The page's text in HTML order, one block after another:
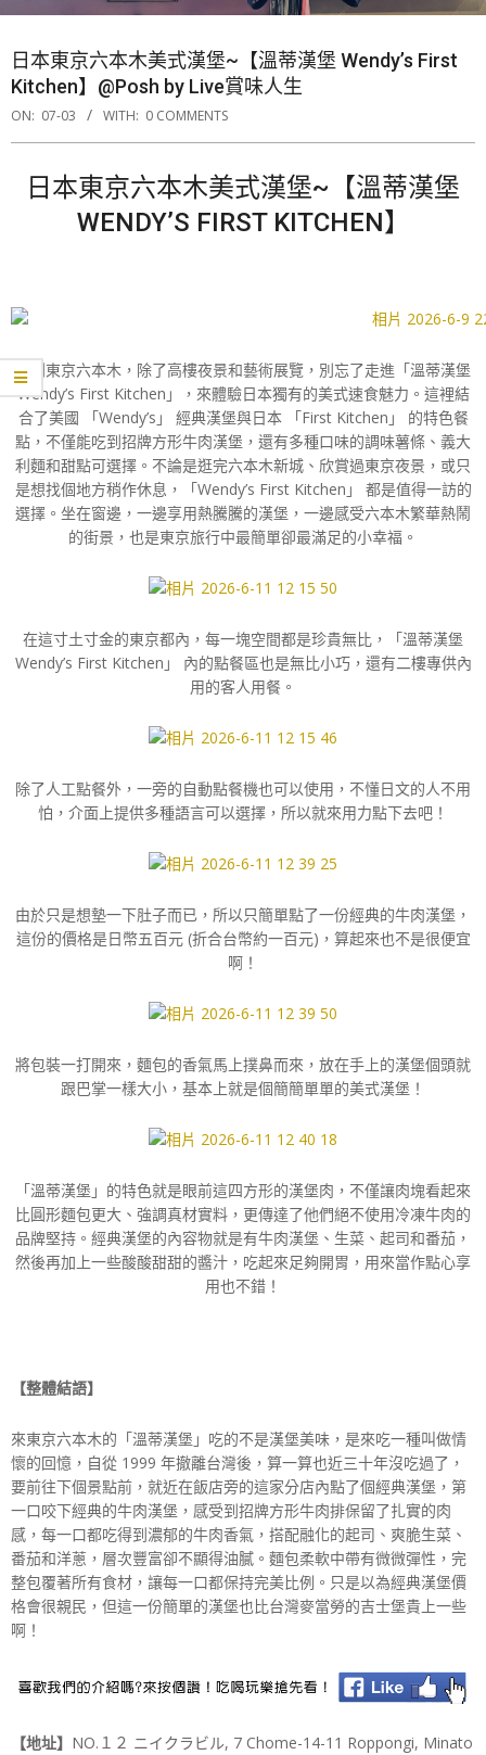
日本東京六本木美式漢堡~【溫蒂漢堡 Wendy’s First
Kitchen】@Posh by Live賞味人生
ON: 07-03 WITH: 0 COMMENTS
日本東京六本木美式漢堡~【溫蒂漢堡
WENDY’S FIRST KITCHEN】
來到東京六本木，除了高樓夜景和藝術展覽，別忘了走進「溫蒂漢堡
Wendy’s First Kitchen」，來體驗日本獨有的美式速食魅力。這裡結
合了美國 「Wendy’s」 經典漢堡與日本 「First Kitchen」 的特色餐
點，不僅能吃到招牌方形牛肉漢堡，還有多種口味的調味薯條、義大
利麵和甜點可選擇。不論是逛完六本木新城、欣賞過東京夜景，或只
是想找個地方稍作休息，「Wendy’s First Kitchen」 都是值得一訪的
選擇。坐在窗邊，一邊享用熱騰騰的漢堡，一邊感受六本木繁華熱鬧
的街景，也是東京旅行中最簡單卻最滿足的小幸福。
在這寸土寸金的東京都內，每一塊空間都是珍貴無比，「溫蒂漢堡
Wendy’s First Kitchen」 內的點餐區也是無比小巧，還有二樓專供內
用的客人用餐。
除了人工點餐外，一旁的自動點餐機也可以使用，不懂日文的人不用
怕，介面上提供多種語言可以選擇，所以就來用力點下去吧！
由於只是想墊一下肚子而已，所以只簡單點了一份經典的牛肉漢堡，
這份的價格是日幣五百元 (折合台幣約一百元)，算起來也不是很便宜
啊！
將包裝一打開來，麵包的香氣馬上撲鼻而來，放在手上的漢堡個頭就
跟巴掌一樣大小，基本上就是個簡簡單單的美式漢堡！
「溫蒂漢堡」的特色就是眼前這四方形的漢堡肉，不僅讓肉塊看起來
比圓形麵包更大、強調真材實料，更傳達了他們絕不使用冷凍牛肉的
品牌堅持。經典漢堡的內容物就是有牛肉漢堡、生菜、起司和番茄，
然後再加上一些酸酸甜甜的醬汁，吃起來足夠開胃，用來當作點心享
用也不錯！
【整體結語】
來東京六本木的「溫蒂漢堡」吃的不是漢堡美味，是來吃一種叫做情
懷的回憶，自從 1999 年撤離台灣後，算一算也近三十年沒吃過了，
要前往下個景點前，就近在飯店旁的這家分店內點了個經典漢堡，第
一口咬下經典的牛肉漢堡，感受到招牌方形牛肉排保留了扎實的肉
感，每一口都吃得到濃郁的牛肉香氣，搭配融化的起司、爽脆生菜、
番茄和洋蔥，層次豐富卻不顯得油膩。麵包柔軟中帶有微微彈性，完
整包覆著所有食材，讓每一口都保持完美比例。只是以為經典漢堡價
格會很親民，但這一份簡單的漢堡也比台灣麥當勞的吉士堡貴上一些
啊！
【地址】 NO.１２ ニイクラビル, 7 Chome-14-11 Roppongi, Minato